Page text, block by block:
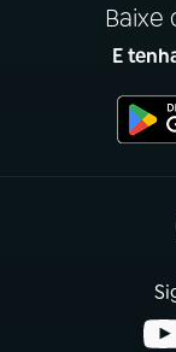
Baixe
E